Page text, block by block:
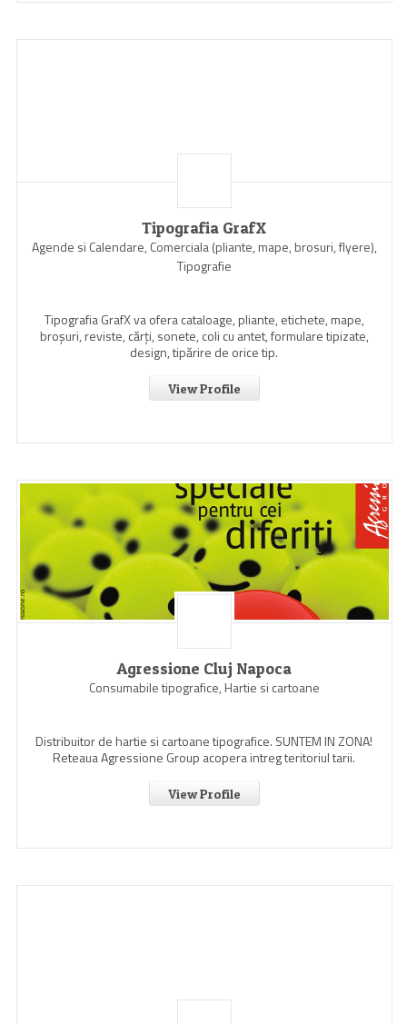
Tipografia GrafX
Agende si Calendare, Comerciala (pliante, mape, brosuri, flyere),
Tipografie
Tipografia GrafX va ofera cataloage, pliante, etichete, mape,
broşuri, reviste, cărţi, sonete, coli cu antet, formulare tipizate,
design, tipărire de orice tip.
View Profile
Agressione Cluj Napoca
Consumabile tipografice, Hartie si cartoane
Distribuitor de hartie si cartoane tipografice. SUNTEM IN ZONA!
Reteaua Agressione Group acopera intreg teritoriul tarii.
View Profile